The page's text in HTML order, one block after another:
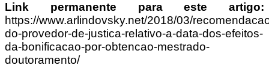
Link permanente para este artigo:
https://www.arlindovsky.net/2018/03/
do-provedor-de-justica-relativo-a-data-dos-efeitos-
da-bonificacao-por-obtencao-mestrado-
doutoramento/